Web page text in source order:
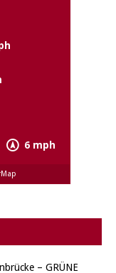
6 mph
– GRÜNE